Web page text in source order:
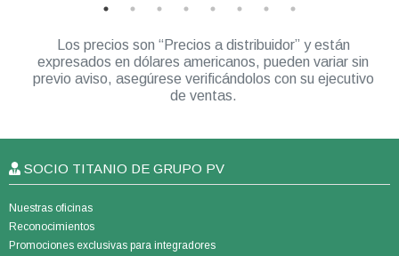
Los precios son “Precios a distribuidor” y están
expresados en dólares americanos, pueden variar sin
previo aviso, asegúrese verificándolos con su ejecutivo
de ventas.
SOCIO TITANIO DE GRUPO PV
Nuestras oficinas
Reconocimientos
Promociones exclusivas para integradores